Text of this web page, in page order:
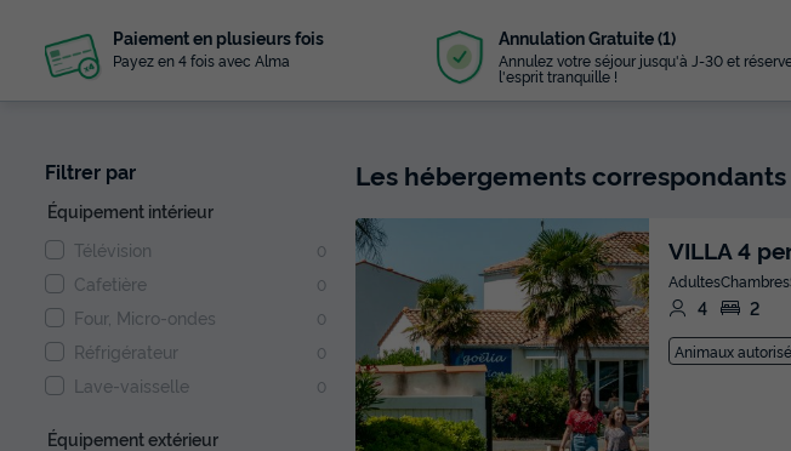
+ 17
photos
Paiement en plusieurs fois
Payez en 4 fois avec Alma
Annulation Gratuite (1)
Annulez votre séjour jusqu'à J-30 et
l'esprit tranquille !
Filtrer par
Équipement intérieur
Télévision
0
Cafetière 0
Four, Micro-ondes 0
Réfrigérateur 0
Lave-vaisselle 0
Équipement extérieur
Les hébergements
VILLA 4
Adultes
4
Chambres
2
Animaux